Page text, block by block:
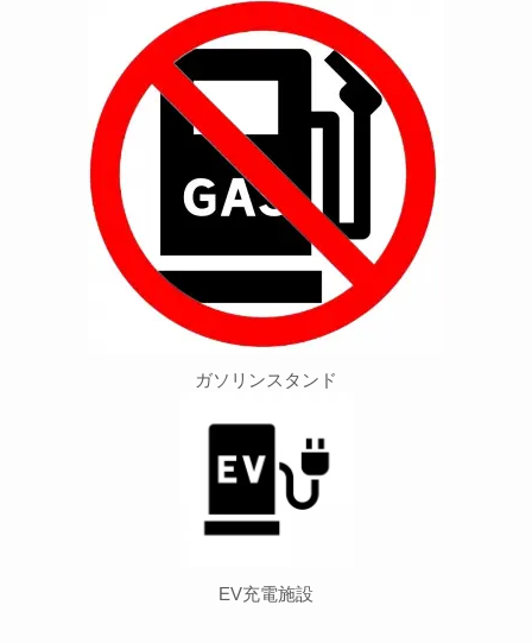
ガソリンスタンド
EV充電施設